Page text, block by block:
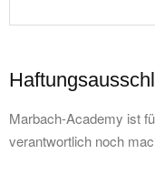
Marbach-Academy ist
verantwortlich noch